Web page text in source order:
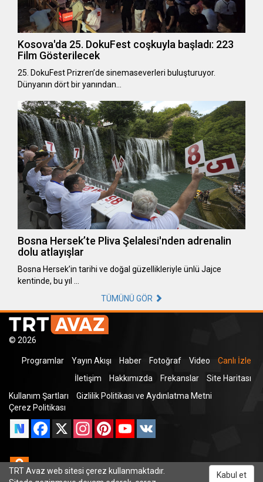
Kosova'da 25. DokuFest coşkuyla başladı: 223
Film Gösterilecek
25. DokuFest Prizren’de sinemaseverleri buluşturuyor.
Dünyanın dört bir yanından…
Bosna Hersek’te Pliva Şelalesi'nden adrenalin
dolu atlayışlar
Bosna Hersek’in tarihi ve doğal güzellikleriyle ünlü Jajce
kentinde, bu yıl …
TÜMÜNÜ GÖR
© 2026
Programlar Yayın Akışı Haber Fotoğraf Video
Canlı İzle
İletişim
Hakkımızda Frekanslar
Site Haritası
Kullanım Şartları
Gizlilik Politikası ve Aydınlatma Metni
Çerez Politikası
Facebook
X InstagramPinterestYouTube
Odnoklassniki
TRT Avaz web sitesi çerez kullanmaktadır.
Kabul et